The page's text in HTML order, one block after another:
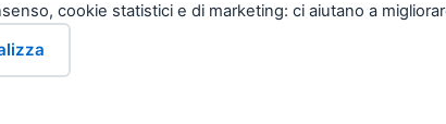
cookie statistici e di marketing: ci aiutano a